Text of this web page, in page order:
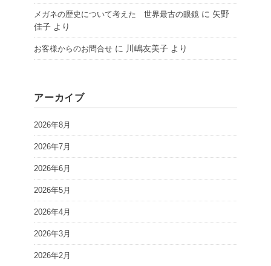
メガネの歴史について考えた 世界最古の眼鏡 に 矢野
佳子 より
お客様からのお問合せ に 川嶋友美子 より
アーカイブ
2026年8月
2026年7月
2026年6月
2026年5月
2026年4月
2026年3月
2026年2月